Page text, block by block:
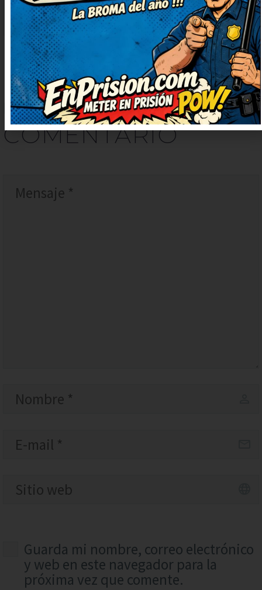
DEJARUN
COMENTARIO
Guarda mi nombre, correo electrónico
y web en este navegador para la
próxima vez que comente.